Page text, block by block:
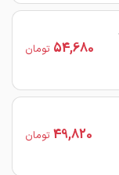
54,680 تومان
49,820 تومان